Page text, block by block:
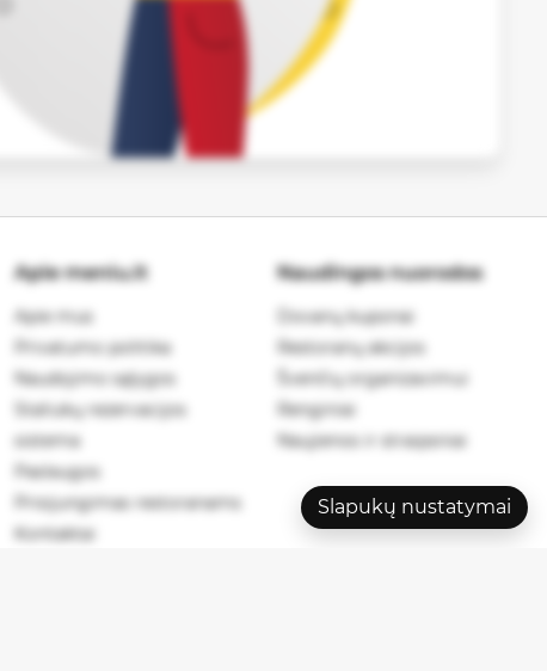
Slapukų nustatymai
Apie meniu.lt
Apie mus
Privatumo politika
Naudojimo sąlygos
Staliukų rezervacijos
sistema
Paslaugos
Prisijungimas restoranams
Kontaktai
Naudingos nuorodos
Dovanų kuponai
Restoranų akcijos
Švenčių organizavimui
Renginiai
Naujienos ir straipsniai